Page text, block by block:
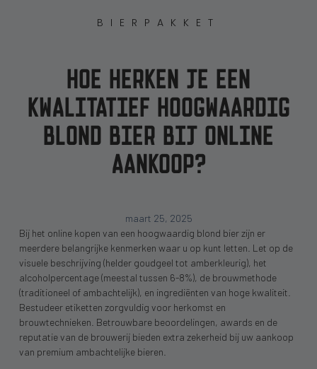
BIERPAKKET
HOE HERKEN JE EEN
KWALITATIEF HOOGWAARDIG
BLOND BIER BIJ ONLINE
AANKOOP?
maart 25, 2025
Bij het online kopen van een hoogwaardig blond bier zijn er
meerdere belangrijke kenmerken waar u op kunt letten. Let op de
visuele beschrijving (helder goudgeel tot amberkleurig), het
alcoholpercentage (meestal tussen 6-8%), de brouwmethode
(traditioneel of ambachtelijk), en ingrediënten van hoge kwaliteit.
Bestudeer etiketten zorgvuldig voor herkomst en
brouwtechnieken. Betrouwbare beoordelingen, awards en de
reputatie van de brouwerij bieden extra zekerheid bij uw aankoop
van premium ambachtelijke bieren.